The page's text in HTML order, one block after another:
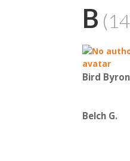
B
Bird Byron
Belch G.